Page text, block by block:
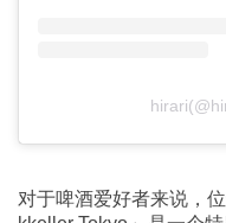
对于啤酒爱好者来说，